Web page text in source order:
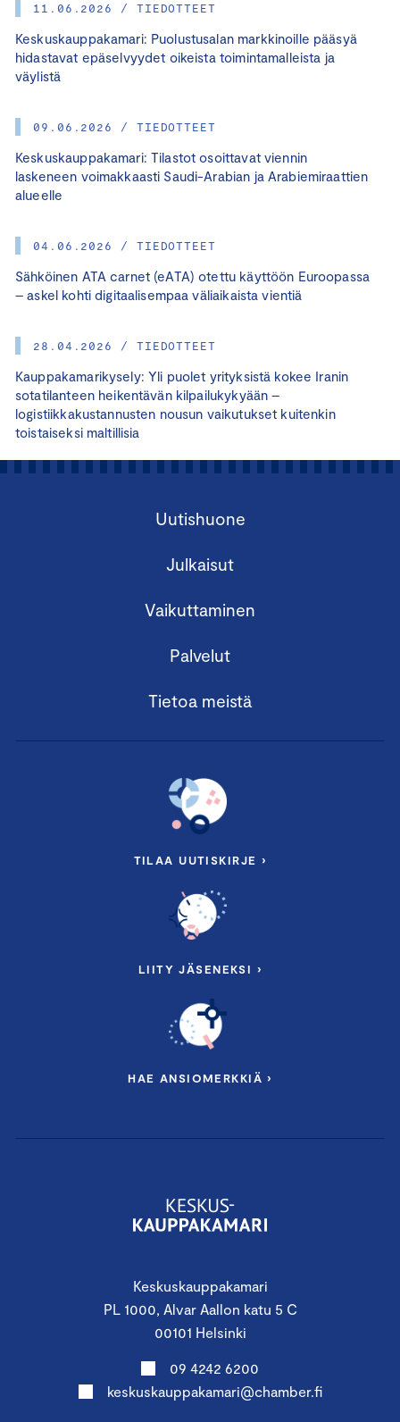
11.06.2026 / TIEDOTTEET
Keskuskauppakamari: Puolustusalan markkinoille pääsyä
hidastavat epäselvyydet oikeista toimintamalleista ja
väylistä
09.06.2026 / TIEDOTTEET
Keskuskauppakamari: Tilastot osoittavat viennin
laskeneen voimakkaasti Saudi-Arabian ja Arabiemiraattien
alueelle
04.06.2026 / TIEDOTTEET
Sähköinen ATA carnet (eATA) otettu käyttöön Euroopassa
– askel kohti digitaalisempaa väliaikaista vientiä
28.04.2026 / TIEDOTTEET
Kauppakamarikysely: Yli puolet yrityksistä kokee Iranin
sotatilanteen heikentävän kilpailukykyään –
logistiikkakustannusten nousun vaikutukset kuitenkin
toistaiseksi maltillisia
Keskuskauppakamari
PL 1000, Alvar Aallon katu 5 C
00101 Helsinki
09 4242 6200
keskuskauppakamari@chamber.fi
Uutishuone
Julkaisut
Vaikuttaminen
Palvelut
Tietoa meistä
TILAA UUTISKIRJE ›
LIITY JÄSENEKSI ›
HAE ANSIOMERKKIÄ ›